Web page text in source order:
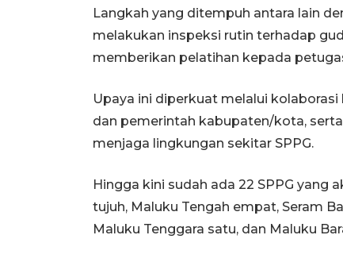
Langkah yang ditempuh antara lain
melakukan inspeksi rutin terhadap
memberikan pelatihan kepada
Upaya ini diperkuat melalui
dan pemerintah kabupaten/kota,
menjaga lingkungan sekitar SPPG.
Hingga kini sudah ada 22 SPPG yang
tujuh, Maluku Tengah empat, Seram
Maluku Tenggara satu, dan Maluku